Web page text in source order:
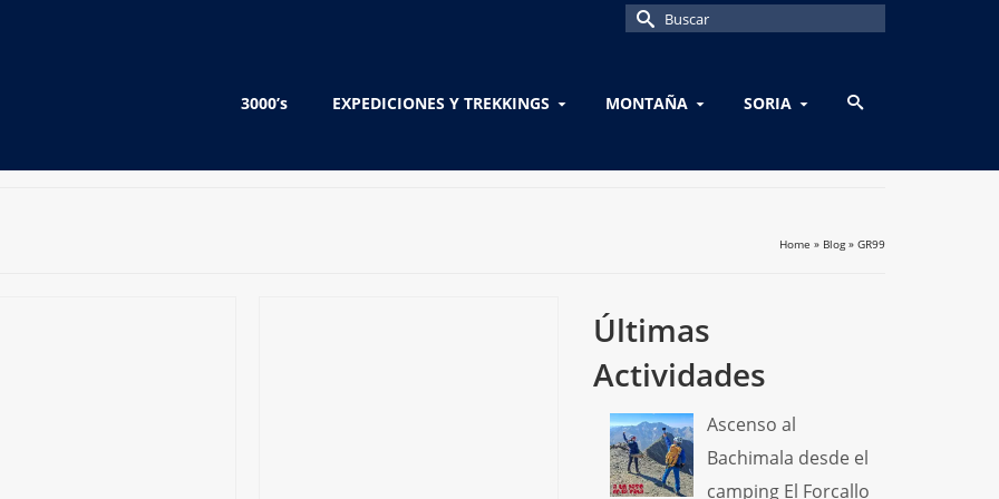
Buscar
3000’s EXPEDICIONES Y TREKKINGS MONTAÑA SORIA
Home » Blog » GR99
Últimas
Actividades
Ascenso al
Bachimala desde el
camping El Forcallo